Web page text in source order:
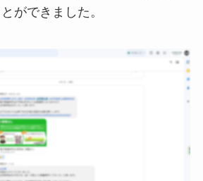
ができました。